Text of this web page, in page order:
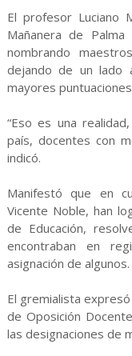
El profesor Luciano
Mañanera de
nombrando
dejando de un lado
mayores
“Eso es una
país, docentes con
indicó.
Manifestó que en
Vicente Noble, han
de Educación,
encontraban en
asignación de algunos.
El gremialista
de Oposición
las designaciones de